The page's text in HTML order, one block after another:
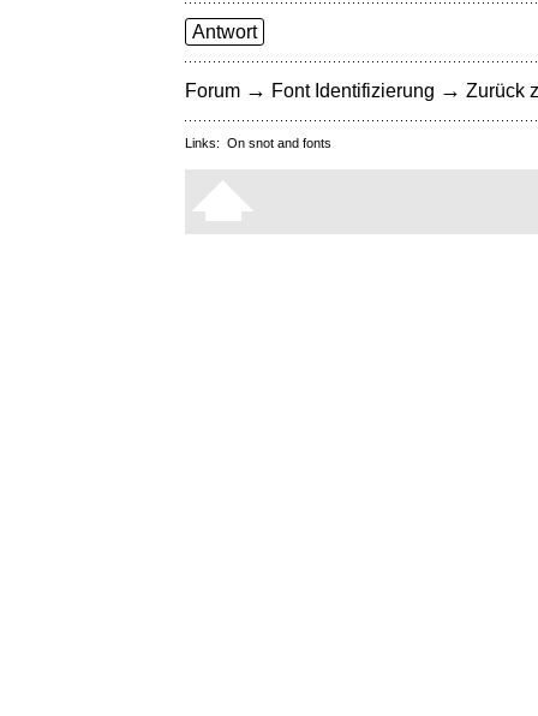
Antwort
Forum → Font Identifizierung → Zurück
Links: On snot and fonts